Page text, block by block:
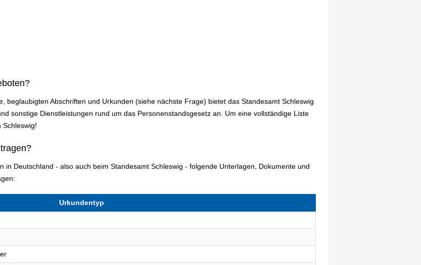
beglaubigten Abschriften und Urkunden (siehe nächste Frage) bietet das Standesamt Schleswig
sonstige Dienstleistungen rund um das Personenstandsgesetz an. Um eine vollständige Liste
Schleswig!
in Deutschland - also auch beim Standesamt Schleswig - folgende Unterlagen, Dokumente und
Urkundentyp